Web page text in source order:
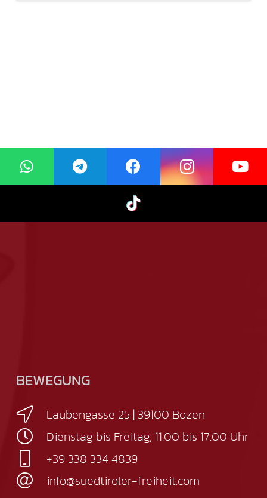
BEWEGUNG
Laubengasse 25 | 39100 Bozen
Dienstag bis Freitag, 11.00 bis 17.00 Uhr
+39 338 334 4839
info@suedtiroler-freiheit.com